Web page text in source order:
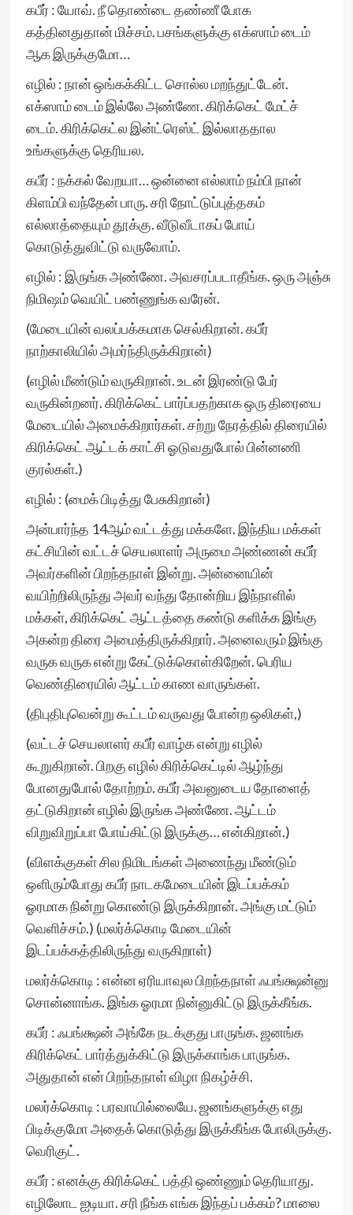
கபீர் : யோவ். நீ தொண்டை தண்ணீ போக
கத்தினதுதான் மிச்சம். பசங்களுக்கு எக்ஸாம் டைம்
ஆக இருக்குமோ…
எழில் : நான் ஒங்கக்கிட்ட சொல்ல மறந்துட்டேன்.
எக்ஸாம் டைம் இல்லே அண்ணே. கிரிக்கெட் மேட்ச்
டைம். கிரிக்கெட்ல இன்ட்ரெஸ்ட் இல்லாததால
உங்களுக்கு தெரியல.
கபீர் : நக்கல் வேறயா… ஒன்னை எல்லாம் நம்பி நான்
கிளம்பி வந்தேன் பாரு. சரி நோட்டுப்புத்தகம்
எல்லாத்தையும் தூக்கு. வீடுவீடாகப் போய்
கொடுத்துவிட்டு வருவோம்.
எழில் : இருங்க அண்ணே. அவசரப்படாதீங்க. ஒரு அஞ்சு
நிமிஷம் வெயிட் பண்ணுங்க வரேன்.
(மேடையின் வலப்பக்கமாக செல்கிறான். கபீர்
நாற்காலியில் அமர்ந்திருக்கிறான்)
(எழில் மீண்டும் வருகிறான். உடன் இரண்டு பேர்
வருகின்றனர். கிரிக்கெட் பார்ப்பதற்காக ஒரு திரையை
மேடையில் அமைக்கிறார்கள். சற்று நேரத்தில் திரையில்
கிரிக்கெட் ஆட்டக் காட்சி ஓடுவதுபோல் பின்னணி
குரல்கள்.)
எழில் : (மைக் பிடித்து பேசுகிறான்)
அன்பார்ந்த 14ஆம் வட்டத்து மக்களே. இந்திய மக்கள்
கட்சியின் வட்டச் செயலாளர் அருமை அண்ணன் கபீர்
அவர்களின் பிறந்தநாள் இன்று. அன்னையின்
வயிற்றிலிருந்து அவர் வந்து தோன்றிய இந்நாளில்
மக்கள், கிரிக்கெட் ஆட்டத்தை கண்டு களிக்க இங்கு
அகன்ற திரை அமைத்திருக்கிறார். அனைவரும் இங்கு
வருக வருக என்று கேட்டுக்கொள்கிறேன். பெரிய
வெண்திரையில் ஆட்டம் காண வாருங்கள்.
(திபுதிபுவென்று கூட்டம் வருவது போன்ற ஒலிகள்,)
(வட்டச் செயலாளர் கபீர் வாழ்க என்று எழில்
கூறுகிறான். பிறகு எழில் கிரிக்கெட்டில் ஆழ்ந்து
போனதுபோல் தோற்றம். கபீர் அவனுடைய தோளைத்
தட்டுகிறான் எழில் இருங்க அண்ணே. ஆட்டம்
விறுவிறுப்பா போய்கிட்டு இருக்கு… என்கிறான்.)
(விளக்குகள் சில நிமிடங்கள் அணைந்து மீண்டும்
ஒளிரும்போது கபீர் நாடகமேடையின் இடப்பக்கம்
ஓரமாக நின்று கொண்டு இருக்கிறான். அங்கு மட்டும்
வெளிச்சம்.) (மலர்க்கொடி மேடையின்
இடப்பக்கத்திலிருந்து வருகிறாள்)
மலர்க்கொடி : என்ன ஏரியாவுல பிறந்தநாள் ஃபங்க்ஷன்னு
சொன்னாங்க. இங்க ஓரமா நின்னுகிட்டு இருக்கீங்க.
கபீர் : ஃபங்க்ஷன் அங்கே நடக்குது பாருங்க. ஜனங்க
கிரிக்கெட் பார்த்துக்கிட்டு இருக்காங்க பாருங்க.
அதுதான் என் பிறந்தநாள் விழா நிகழ்ச்சி.
மலர்க்கொடி : பரவாயில்லையே. ஜனங்களுக்கு எது
பிடிக்குமோ அதைக் கொடுத்து இருக்கீங்க போலிருக்கு.
வெரிகுட்.
கபீர் : எனக்கு கிரிக்கெட் பத்தி ஒண்ணும் தெரியாது.
எழிலோட ஐடியா. சரி நீங்க எங்க இந்தப் பக்கம்? மாலை